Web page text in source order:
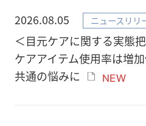
2026.08.05 ニュースリリ
＜目元ケアに関する実態
ケアアイテム使用率は増加
共通の悩みに
NEW